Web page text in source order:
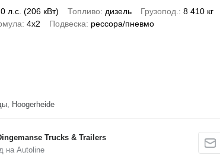
л.с. (206 кВт) Топливо дизель Грузопод.
8 410 кг
4x2 Подвеска рессора/пневмо
Hoogerheide
Trucks & Trailers
на Autoline